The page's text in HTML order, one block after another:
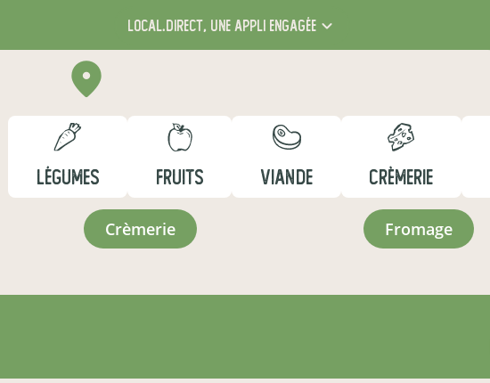
local.direct, une appli engagée
LÉGUMES FRUITS VIANDE CRÈMERIE
crèmerie fromage